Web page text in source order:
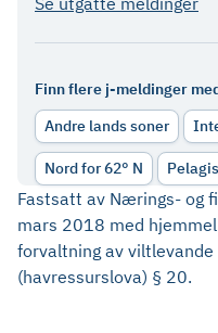
Finn flere j-meldinger
Andre lands soner
Nord for 62° N
Fastsatt av Nærings- og
mars 2018 med
forvaltning av
(havressurslova) § 20.